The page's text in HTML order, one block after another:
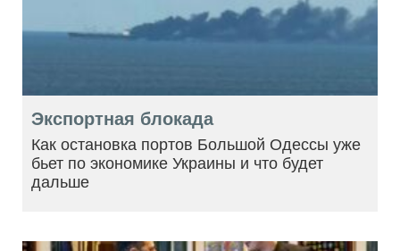
Экспортная блокада
Как остановка портов Большой Одессы уже
бьет по экономике Украины и что будет
дальше